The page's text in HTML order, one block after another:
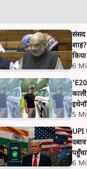
संसद
किया
6
5
UPI
6